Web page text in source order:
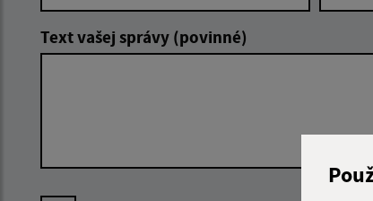
Text vašej správy (povinné)